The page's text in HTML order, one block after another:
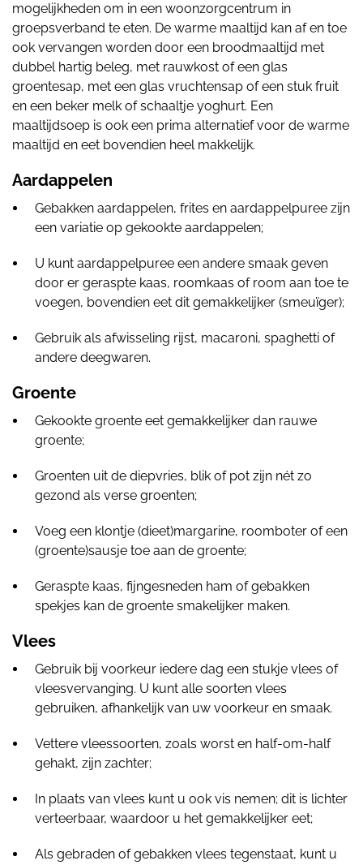
mogelijkheden om in een woonzorgcentrum in
groepsverband te eten. De warme maaltijd kan af en toe
ook vervangen worden door een broodmaaltijd met
dubbel hartig beleg, met rauwkost of een glas
groentesap, met een glas vruchtensap of een stuk fruit
en een beker melk of schaaltje yoghurt. Een
maaltijdsoep is ook een prima alternatief voor de warme
maaltijd en eet bovendien heel makkelijk.
Aardappelen
Gebakken aardappelen, frites en aardappelpuree zijn
een variatie op gekookte aardappelen;
U kunt aardappelpuree een andere smaak geven
door er geraspte kaas, roomkaas of room aan toe te
voegen, bovendien eet dit gemakkelijker (smeuïger);
Gebruik als afwisseling rijst, macaroni, spaghetti of
andere deegwaren.
Groente
Gekookte groente eet gemakkelijker dan rauwe
groente;
Groenten uit de diepvries, blik of pot zijn nét zo
gezond als verse groenten;
Voeg een klontje (dieet)margarine, roomboter of een
(groente)sausje toe aan de groente;
Geraspte kaas, fijngesneden ham of gebakken
spekjes kan de groente smakelijker maken.
Vlees
Gebruik bij voorkeur iedere dag een stukje vlees of
vleesvervanging. U kunt alle soorten vlees
gebruiken, afhankelijk van uw voorkeur en smaak.
Vettere vleessoorten, zoals worst en half-om-half
gehakt, zijn zachter;
In plaats van vlees kunt u ook vis nemen; dit is lichter
verteerbaar, waardoor u het gemakkelijker eet;
Als gebraden of gebakken vlees tegenstaat, kunt u